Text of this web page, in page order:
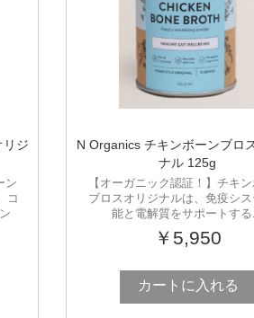
リジ
ン
コ
N Organics チキンボーンブロ
ナル 125g
【オーガニック認証！】チキ
ブロスオリジナルは、免疫シ
能と電解質をサポートす
￥5,950
カートに入れる